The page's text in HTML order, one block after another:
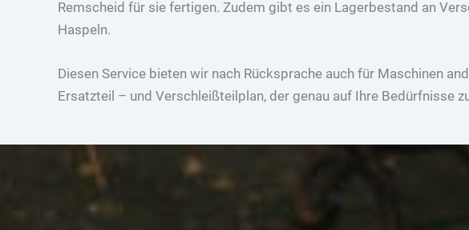
Remscheid für sie fertigen. Zudem gibt es ein Lagerbestand an
Haspeln.
Diesen Service bieten wir nach Rücksprache auch für Maschinen
Ersatzteil – und Verschleißteilplan, der genau auf Ihre Bedürfnisse